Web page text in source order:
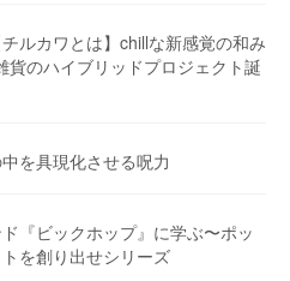
ルカワとは】chillな新感覚の和み
貨のハイブリッドプロジェクト誕
を具現化させる呪力
『ビックホップ』に学ぶ〜ポッ
を創り出せシリーズ